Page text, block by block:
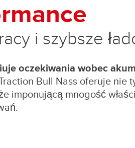
i szybsze
oczekiwania wobec
Bull Nass oferuje nie
imponującą mnogość